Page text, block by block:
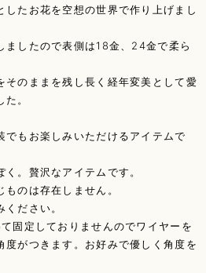
たお花を空想の世界で作り上げまし
ましたので表側は18金、24金で柔ら
そのままを残し長く経年変美として愛
。
でもお楽しみいただけるアイテムで
。贅沢なアイテムです。
のは存在しません。
ださい。
固定しておりませんのでワイヤーを
度がつきます。お好みで優しく角度を